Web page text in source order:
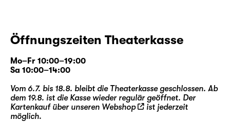
Öffnungszeiten Theaterkasse
Mo–Fr 10:00–19:00
Sa 10:00–14:00
Vom 6.7. bis 18.8. bleibt die Theaterkasse geschlossen. Ab
dem 19.8. ist die Kasse wieder regulär geöffnet. Der
Kartenkauf über unseren Webshop
ist jederzeit
möglich.